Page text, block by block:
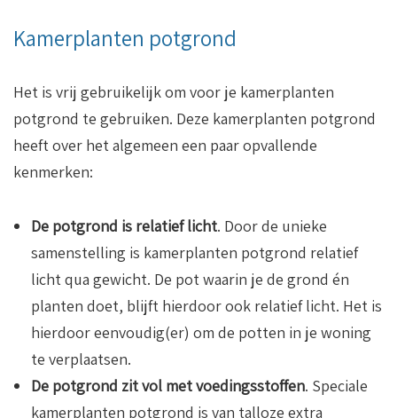
Kamerplanten potgrond
Het is vrij gebruikelijk om voor je kamerplanten
potgrond te gebruiken. Deze kamerplanten potgrond
heeft over het algemeen een paar opvallende
kenmerken:
De potgrond is relatief licht. Door de unieke
samenstelling is kamerplanten potgrond relatief
licht qua gewicht. De pot waarin je de grond én
planten doet, blijft hierdoor ook relatief licht. Het is
hierdoor eenvoudig(er) om de potten in je woning
te verplaatsen.
De potgrond zit vol met voedingsstoffen. Speciale
kamerplanten potgrond is van talloze extra